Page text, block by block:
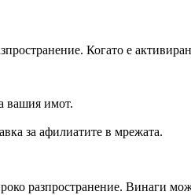
Когато е
вашия имот.
за афилиатите в мрежата.
разпространение. Винаги